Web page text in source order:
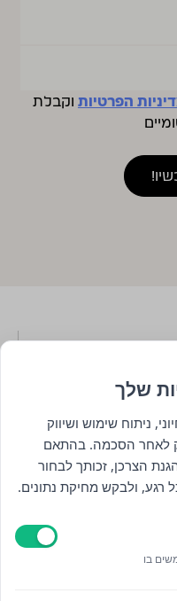
הפרטיות וקבלת
שלך
ניתוח שימוש ושיווק
רק לאחר הסכמה. בהתאם
(תיקון 13) וחוק הגנת הצרכן, זכותך לבחור
רגע, ולבקש מחיקת נתונים.
בו